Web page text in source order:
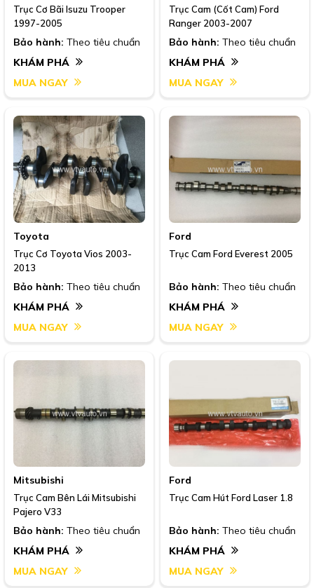
Trục Cơ Bãi Isuzu Trooper
1997-2005
Bảo hành: Theo tiêu chuẩn
KHÁM PHÁ
MUA NGAY
Trục Cam (Cốt Cam) Ford
Ranger 2003-2007
Bảo hành: Theo tiêu chuẩn
KHÁM PHÁ
MUA NGAY
Toyota
Trục Cơ Toyota Vios 2003-
2013
Bảo hành: Theo tiêu chuẩn
KHÁM PHÁ
MUA NGAY
Ford
Trục Cam Ford Everest 2005
Bảo hành: Theo tiêu chuẩn
KHÁM PHÁ
MUA NGAY
Mitsubishi
Trục Cam Bên Lái Mitsubishi
Pajero V33
Bảo hành: Theo tiêu chuẩn
KHÁM PHÁ
MUA NGAY
Ford
Trục Cam Hút Ford Laser 1.8
Bảo hành: Theo tiêu chuẩn
KHÁM PHÁ
MUA NGAY